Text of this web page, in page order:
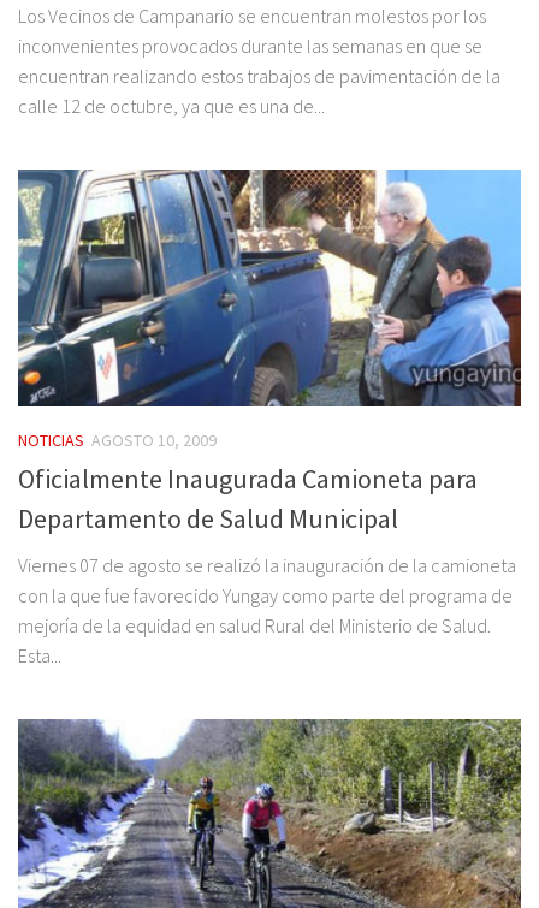
Los Vecinos de Campanario se encuentran molestos por los
inconvenientes provocados durante las semanas en que se
encuentran realizando estos trabajos de pavimentación de la
calle 12 de octubre, ya que es una de...
NOTICIAS AGOSTO 10, 2009
Oficialmente Inaugurada Camioneta para
Departamento de Salud Municipal
Viernes 07 de agosto se realizó la inauguración de la camioneta
con la que fue favorecido Yungay como parte del programa de
mejoría de la equidad en salud Rural del Ministerio de Salud.
Esta...